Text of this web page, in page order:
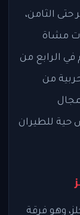
الثامن،
مشاة
في الرابع من
53 سفينة حربية من
حية للطيران
وهو فرقة